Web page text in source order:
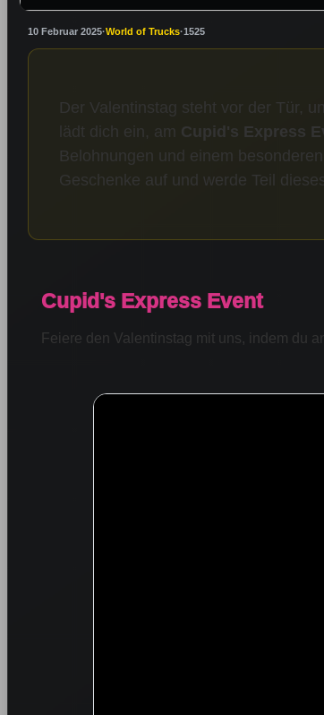
10 Februar 2025·World of Trucks·1525
Der Valentinstag steht vor der Tür,
lädt dich ein, am Cupid's Express
Belohnungen und einem
Geschenke auf und werde Teil
Cupid's Express Event
Feiere den Valentinstag mit uns, indem du